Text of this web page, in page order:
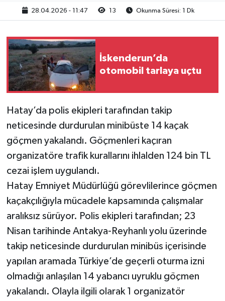
28.04.2026 - 11:47 13 Okunma Süresi: 1 Dk
İskenderun’da
otomobil tarlaya uçtu
Hatay’da polis ekipleri tarafından takip
neticesinde durdurulan minibüste 14 kaçak
göçmen yakalandı. Göçmenleri kaçıran
organizatöre trafik kurallarını ihlalden 124 bin TL
cezai işlem uygulandı.
Hatay Emniyet Müdürlüğü görevlilerince göçmen
kaçakçılığıyla mücadele kapsamında çalışmalar
aralıksız sürüyor. Polis ekipleri tarafından; 23
Nisan tarihinde Antakya-Reyhanlı yolu üzerinde
takip neticesinde durdurulan minibüs içerisinde
yapılan aramada Türkiye’de geçerli oturma izni
olmadığı anlaşılan 14 yabancı uyruklu göçmen
yakalandı. Olayla ilgili olarak 1 organizatör